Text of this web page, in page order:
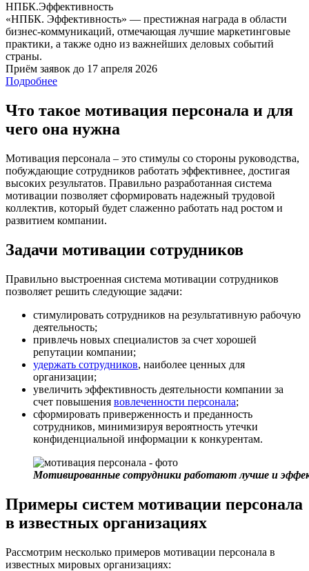
НПБК.Эффективность
«НПБК. Эффективность» — престижная награда в области
бизнес-коммуникаций, отмечающая лучшие маркетинговые
практики, а также одно из важнейших деловых событий
страны.
Приём заявок до 17 апреля 2026
Подробнее
Что такое мотивация персонала и для
чего она нужна
Мотивация персонала – это стимулы со стороны руководства,
побуждающие сотрудников работать эффективнее, достигая
высоких результатов. Правильно разработанная система
мотивации позволяет сформировать надежный трудовой
коллектив, который будет слаженно работать над ростом и
развитием компании.
Задачи мотивации сотрудников
Правильно выстроенная система мотивации сотрудников
позволяет решить следующие задачи:
стимулировать сотрудников на результативную рабочую
деятельность;
привлечь новых специалистов за счет хорошей
репутации компании;
удержать сотрудников, наиболее ценных для
организации;
увеличить эффективность деятельности компании за
счет повышения вовлеченности персонала;
сформировать приверженность и преданность
сотрудников, минимизируя вероятность утечки
конфиденциальной информации к конкурентам.
Мотивированные сотрудники работают лучше и
Примеры систем мотивации персонала
в известных организациях
Рассмотрим несколько примеров мотивации персонала в
известных мировых организациях: